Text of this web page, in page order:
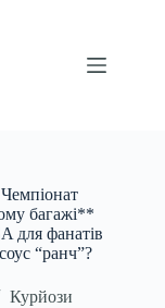
багажі**
для фанатів
“ранч”?
Курйози